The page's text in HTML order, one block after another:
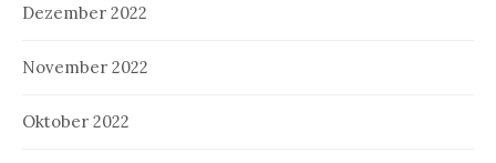
Dezember 2022
November 2022
Oktober 2022